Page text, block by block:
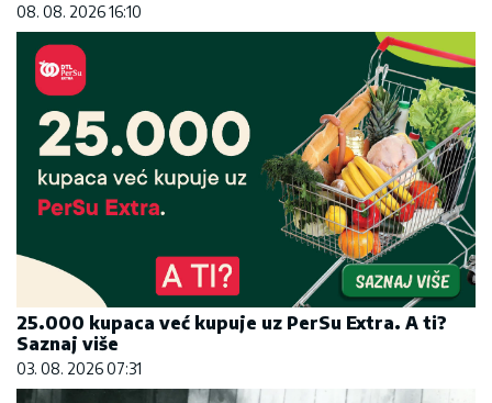
08. 08. 2026 16:10
25.000 kupaca već kupuje uz PerSu Extra. A ti?
Saznaj više
03. 08. 2026 07:31